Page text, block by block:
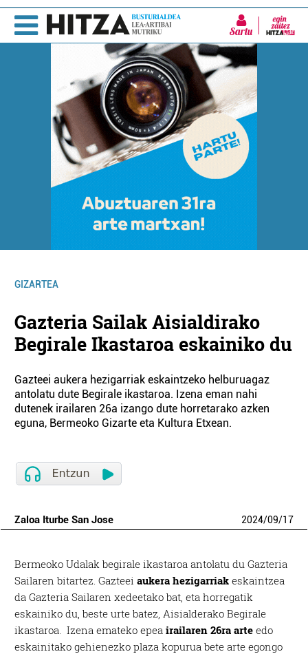
Sartu
GIZARTEA
Gazteria Sailak Aisialdirako
Begirale Ikastaroa eskainiko du
Gazteei aukera hezigarriak eskaintzeko helburuagaz
antolatu dute Begirale ikastaroa. Izena eman nahi
dutenek irailaren 26a izango dute horretarako azken
eguna, Bermeoko Gizarte eta Kultura Etxean.
Zaloa Iturbe San Jose 2024/09/17
Bermeoko Udalak begirale ikastaroa antolatu du Gazteria
Sailaren bitartez. Gazteeiaukera hezigarriak eskaintzea
da Gazteria Sailaren xedeetako bat, eta horregatik
eskainiko du, beste urte batez, Aisialderako Begirale
ikastaroa. Izena emateko epeairailaren 26ra arte edo
eskainitako gehienezko plaza kopurua bete arte egongo